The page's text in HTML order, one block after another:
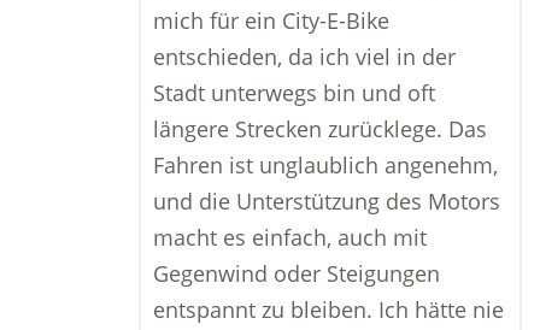
mich für ein City-E-Bike
entschieden, da ich viel in der
Stadt unterwegs bin und oft
längere Strecken zurücklege. Das
Fahren ist unglaublich angenehm,
und die Unterstützung des Motors
macht es einfach, auch mit
Gegenwind oder Steigungen
entspannt zu bleiben. Ich hätte nie